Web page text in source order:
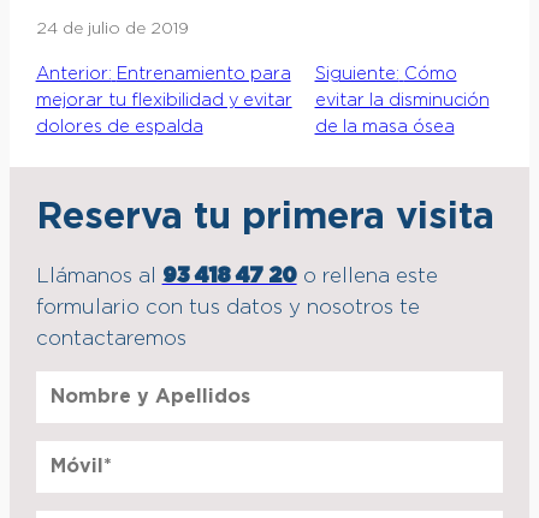
24 de julio de 2019
Anterior: Entrenamiento para
mejorar tu flexibilidad y evitar
dolores de espalda
Siguiente: Cómo
evitar la disminución
de la masa ósea
Reserva tu primera visita
Llámanos al 93 418 47 20o rellena este
formulario con tus datos y nosotros te
contactaremos